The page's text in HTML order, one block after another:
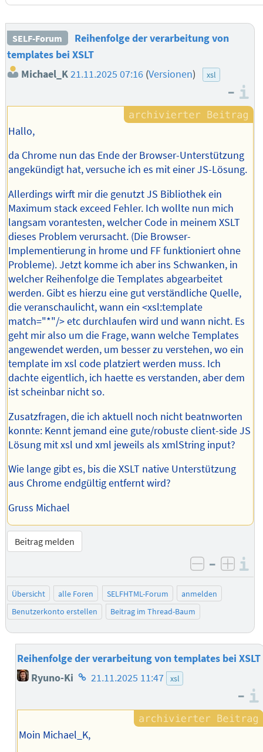
SELF-Forum
Reihenfolge der verarbeitung von
templates bei XSLT
Michael_K 21.11.2025 07:16 (Versionen) xsl
–
Hallo,
da Chrome nun das Ende der Browser-Unterstützung
angekündigt hat, versuche ich es mit einer JS-Lösung.
Allerdings wirft mir die genutzt JS Bibliothek ein
Maximum stack exceed Fehler. Ich wollte nun mich
langsam vorantesten, welcher Code in meinem XSLT
dieses Problem verursacht. (Die Browser-
Implementierung in hrome und FF funktioniert ohne
Probleme). Jetzt komme ich aber ins Schwanken, in
welcher Reihenfolge die Templates abgearbeitet
werden. Gibt es hierzu eine gut verständliche Quelle,
die veranschaulicht, wann ein <xsl:template
match="*"/> etc durchlaufen wird und wann nicht. Es
geht mir also um die Frage, wann welche Templates
angewendet werden, um besser zu verstehen, wo ein
template im xsl code platziert werden muss. Ich
dachte eigentlich, ich haette es verstanden, aber dem
ist scheinbar nicht so.
Zusatzfragen, die ich aktuell noch nicht beatnworten
konnte: Kennt jemand eine gute/robuste client-side JS
Lösung mit xsl und xml jeweils als xmlString input?
Wie lange gibt es, bis die XSLT native Unterstützung
aus Chrome endgültig entfernt wird?
Gruss Michael
Beitrag melden
negativ
–
Übersicht alle Foren SELFHTML-Forum
anmelden
Benutzerkonto erstellen
Beitrag im Thread-Baum
Reihenfolge der verarbeitung von templates bei XSLT
Ryuno-Ki Homepage
Autors
21.11.2025 11:47 xsl
–
Moin Michael_K,